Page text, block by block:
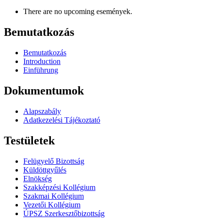
There are no upcoming események.
Bemutatkozás
Bemutatkozás
Introduction
Einführung
Dokumentumok
Alapszabály
Adatkezelési Tájékoztató
Testületek
Felügyelő Bizottság
Küldöttgyűlés
Elnökség
Szakképzési Kollégium
Szakmai Kollégium
Vezetői Kollégium
ÚPSZ Szerkesztőbizottság